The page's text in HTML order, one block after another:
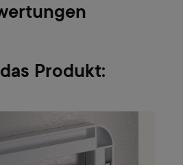
Produkt: